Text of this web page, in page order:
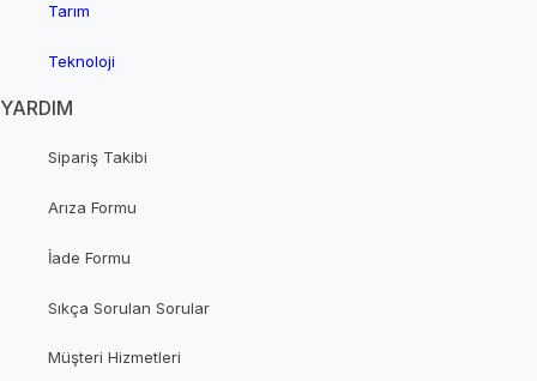
Tarım
Teknoloji
YARDIM
Sipariş Takibi
Arıza Formu
İade Formu
Sıkça Sorulan Sorular
Müşteri Hizmetleri